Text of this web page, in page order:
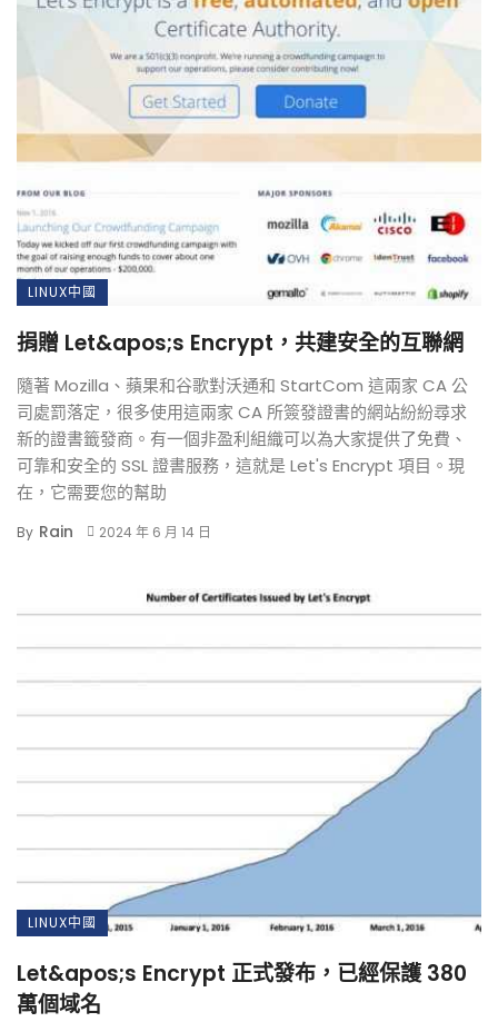
LINUX中國
捐贈 Let&apos;s Encrypt，共建安全的互聯網
隨著 Mozilla、蘋果和谷歌對沃通和 StartCom 這兩家 CA 公
司處罰落定，很多使用這兩家 CA 所簽發證書的網站紛紛尋求
新的證書籤發商。有一個非盈利組織可以為大家提供了免費、
可靠和安全的 SSL 證書服務，這就是 Let's Encrypt 項目。現
在，它需要您的幫助
By Rain 2024 年 6 月 14 日
LINUX中國
Let&apos;s Encrypt 正式發布，已經保護 380
萬個域名